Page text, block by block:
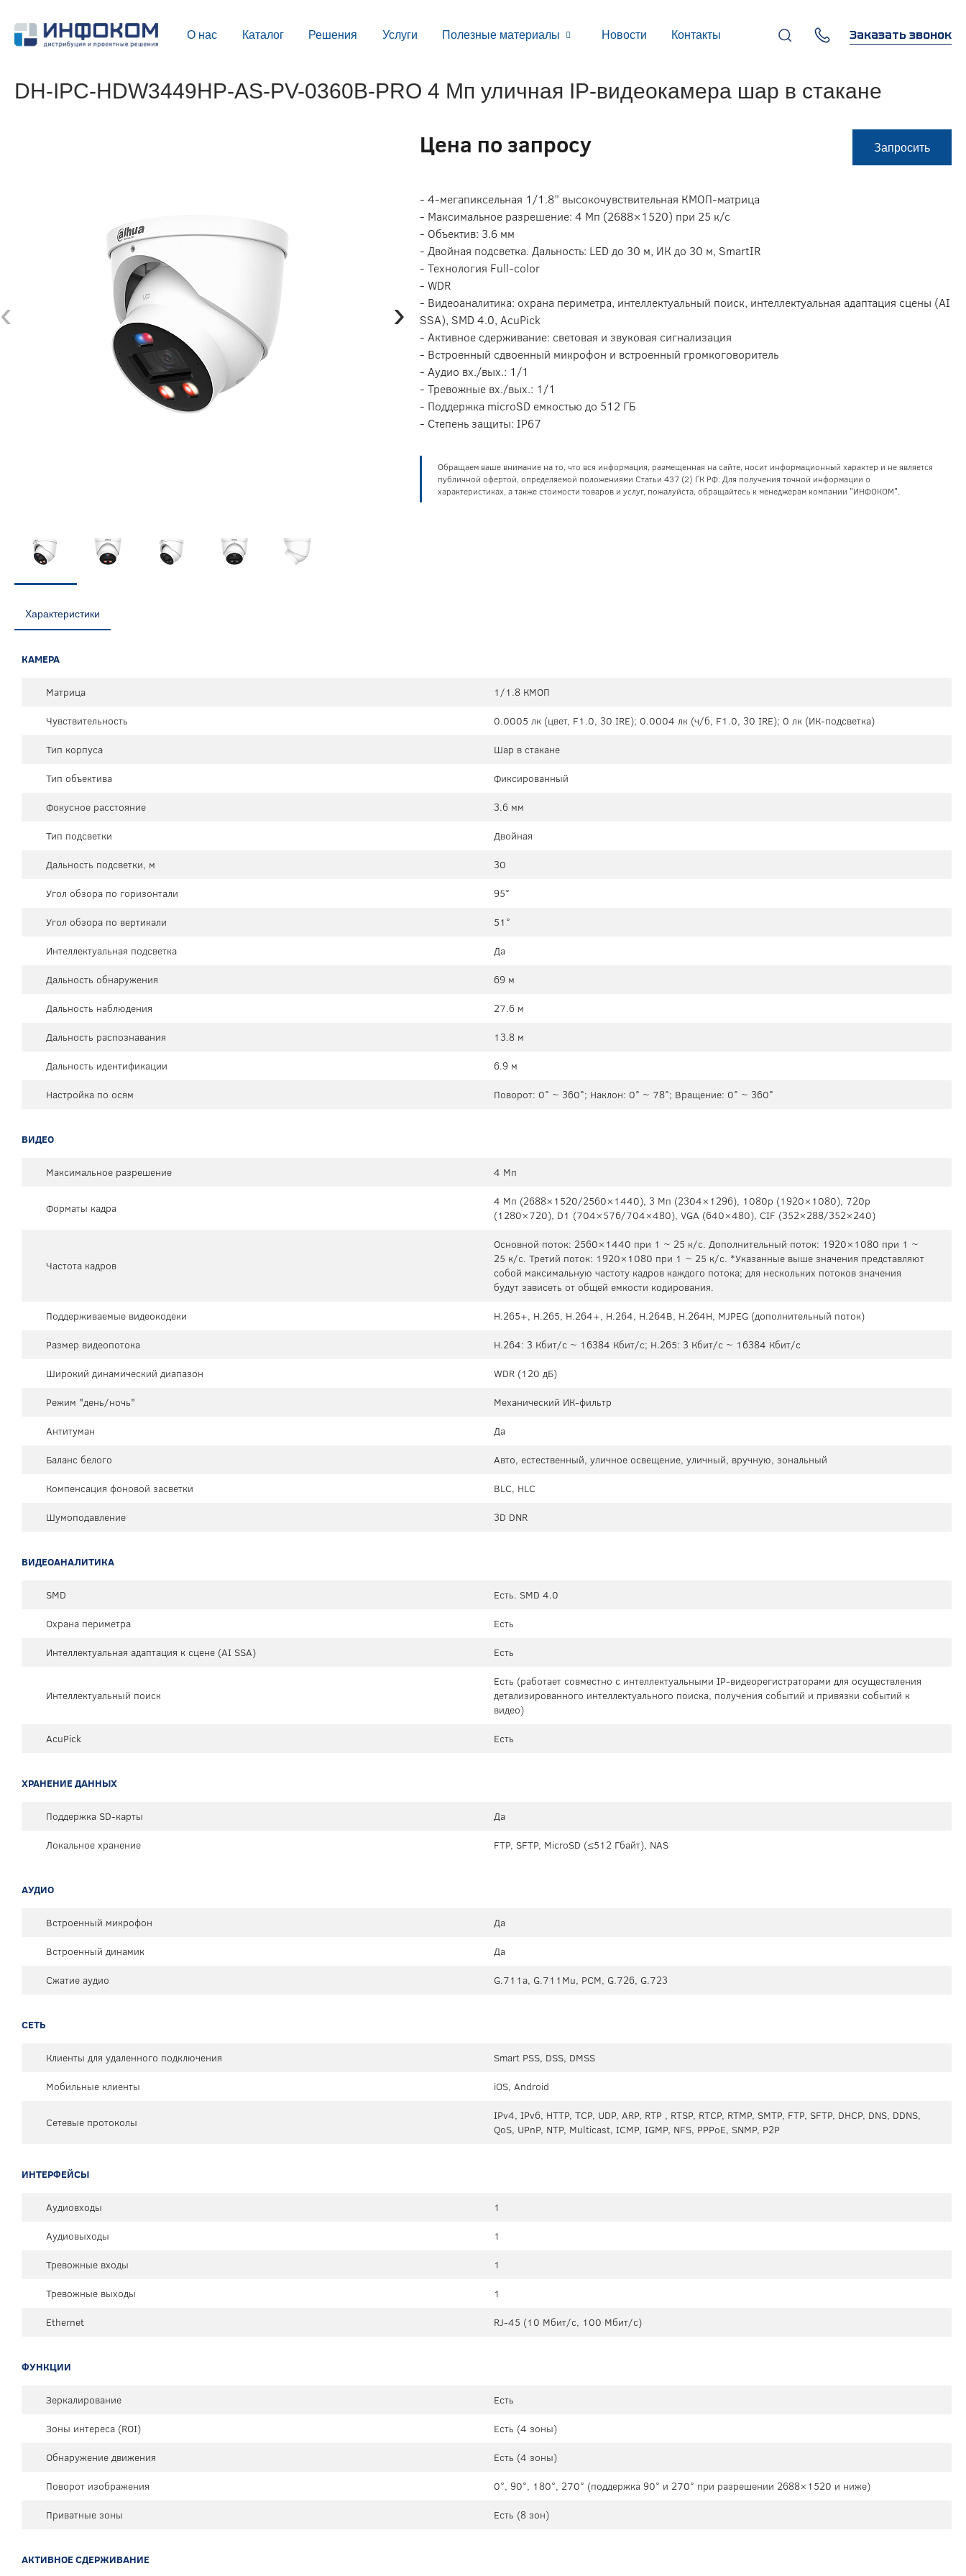
О нас Каталог Решения Услуги Полезные материалы Новости Контакты
г. Москва, 119270,
Лужнецкая наб., д. 6, стр. 1,
Заказать звонок
DH-IPC-HDW3449HP-AS-PV-0360B-PRO 4 Мп уличная IP-видеокамера шар в стакане
‹ ›
Цена по запросу Запросить
- 4-мегапиксельная 1/1.8” высокочувствительная КМОП-матрица
- Максимальное разрешение: 4 Мп (2688×1520) при 25 к/с
- Объектив: 3.6 мм
- Двойная подсветка. Дальность: LED до 30 м, ИК до 30 м, SmartIR
- Технология Full-color
- WDR
- Видеоаналитика: охрана периметра, интеллектуальный поиск, интеллектуальная адаптация сцены (AI
SSA), SMD 4.0, AcuPick
- Активное сдерживание: световая и звуковая сигнализация
- Встроенный сдвоенный микрофон и встроенный громкоговоритель
- Аудио вх./вых.: 1/1
- Тревожные вх./вых.: 1/1
- Поддержка microSD емкостью до 512 ГБ
- Степень защиты: IP67
Обращаем ваше внимание на то, что вся информация, размещенная на сайте, носит информационный характер и не является
публичной офертой, определяемой положениями Статьи 437 (2) ГК РФ. Для получения точной информации о
характеристиках, а также стоимости товаров и услуг, пожалуйста, обращайтесь к менеджерам компании "ИНФОКОМ".
Характеристики
КАМЕРА
Матрица
1/1.8 КМОП
Чувствительность
0.0005 лк (цвет, F1.0, 30 IRE); 0.0004 лк (ч/б, F1.0, 30 IRE); 0 лк (ИК-подсветка)
Тип корпуса
Шар в стакане
Тип объектива
Фиксированный
Фокусное расстояние
3.6 мм
Тип подсветки
Двойная
Дальность подсветки, м
30
Угол обзора по горизонтали
95°
Угол обзора по вертикали
51°
Интеллектуальная подсветка
Да
Дальность обнаружения
69 м
Дальность наблюдения
27.6 м
Дальность распознавания
13.8 м
Дальность идентификации
6.9 м
Настройка по осям
Поворот: 0° ~ 360°; Наклон: 0° ~ 78°; Вращение: 0° ~ 360°
ВИДЕО
Максимальное разрешение 4 Мп
Форматы кадра
4 Mп (2688×1520/2560×1440), 3 Mп (2304×1296), 1080p (1920×1080), 720p
(1280×720), D1 (704×576/704×480), VGA (640×480), CIF (352×288/352×240)
Частота кадров
Основной поток: 2560×1440 при 1 ~ 25 к/с. Дополнительный поток: 1920×1080 при 1 ~
25 к/с. Третий поток: 1920×1080 при 1 ~ 25 к/с. *Указанные выше значения представляют
собой максимальную частоту кадров каждого потока; для нескольких потоков значения
будут зависеть от общей емкости кодирования.
Поддерживаемые видеокодеки
H.265+, H.265, H.264+, H.264, H.264B, H.264H, MJPEG (дополнительный поток)
Размер видеопотока
H.264: 3 Кбит/с ~ 16384 Кбит/с; H.265: 3 Кбит/с ~ 16384 Кбит/с
Широкий динамический диапазон
WDR (120 дБ)
Режим "день/ночь"
Механический ИК-фильтр
Антитуман
Да
Баланс белого
Авто, естественный, уличное освещение, уличный, вручную, зональный
Компенсация фоновой засветки
BLC, HLC
Шумоподавление
3D DNR
ВИДЕОАНАЛИТИКА
SMD
Есть. SMD 4.0
Охрана периметра
Есть
Интеллектуальная адаптация к сцене (AI SSA)
Есть
Интеллектуальный поиск
Есть (работает совместно с интеллектуальными IP-видеорегистраторами для осуществления
детализированного интеллектуального поиска, получения событий и привязки событий к
видео)
AcuPick
Есть
ХРАНЕНИЕ ДАННЫХ
Поддержка SD-карты
Да
Локальное хранение
FTP, SFTP, MicroSD (≤512 Гбайт), NAS
АУДИО
Встроенный микрофон
Да
Встроенный динамик
Да
Сжатие аудио
G.711a, G.711Mu, PCM, G.726, G.723
СЕТЬ
Клиенты для удаленного подключения
Smart PSS, DSS, DMSS
Мобильные клиенты
iOS, Android
Сетевые протоколы
IPv4, IPv6, HTTP, TCP, UDP, ARP, RTP , RTSP, RTCP, RTMP, SMTP, FTP, SFTP, DHCP, DNS, DDNS,
QoS, UPnP, NTP, Multicast, ICMP, IGMP, NFS, PPPoE, SNMP, P2P
ИНТЕРФЕЙСЫ
Аудиовходы
1
Аудиовыходы
1
Тревожные входы
1
Тревожные выходы
1
Ethernet
RJ-45 (10 Мбит/с, 100 Мбит/с)
ФУНКЦИИ
Зеркалирование
Есть
Зоны интереса (ROI)
Есть (4 зоны)
Обнаружение движения
Есть (4 зоны)
Поворот изображения
0°, 90°, 180°, 270° (поддержка 90° и 270° при разрешении 2688×1520 и ниже)
Приватные зоны
Есть (8 зон)
АКТИВНОЕ СДЕРЖИВАНИЕ